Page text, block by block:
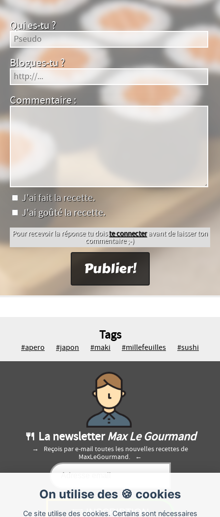
Qui es-tu ?
Blogues-tu ?
Commentaire :
J'ai fait la recette.
J'ai goûté la recette.
Pour recevoir la réponse tu doiste connecteravant de laisser ton
commentaire ;-)
Tags
#apero #japon #maki #millefeuilles #sushi
On utilise des 🍪 cookies
Ce site utilise des cookies. Certains sont nécessaires
🍴 La newsletter Max Le Gourmand
Reçois par e-mail toutes les nouvelles recettes de
MaxLeGourmand.